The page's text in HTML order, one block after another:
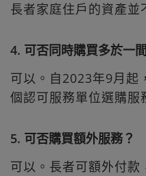
長者家庭住戶的資產並
4. 可否同時購買多於一
可以。自2023年9月起
個認可服務單位選購服
5. 可否購買額外服務？
可以。長者可額外付